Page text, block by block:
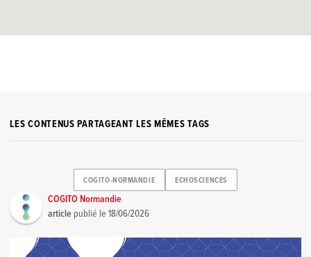
LES CONTENUS PARTAGEANT LES MÊMES TAGS
COGITO-NORMANDIE ECHOSCIENCES
COGITO Normandie
article publié le18/06/2026